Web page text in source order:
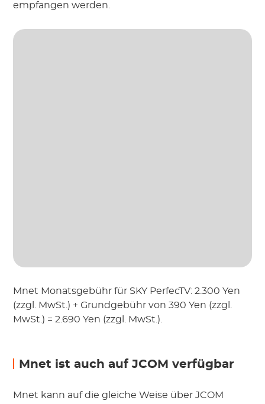
empfangen werden.
Mnet Monatsgebühr für SKY PerfecTV: 2.300 Yen
(zzgl. MwSt.) + Grundgebühr von 390 Yen (zzgl.
MwSt.) = 2.690 Yen (zzgl. MwSt.).
Mnet ist auch auf JCOM verfügbar
Mnet kann auf die gleiche Weise über JCOM